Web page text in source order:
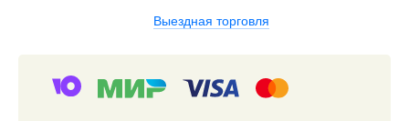
Выездная торговля